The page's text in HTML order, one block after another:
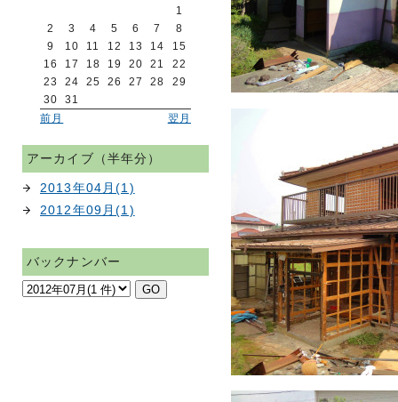
1
2
3 4 5 6 7
8
9
10 11 12 13 14
15
16
17 18 19 20 21
22
23
24 25 26 27 28
29
30
31
前月
翌月
アーカイブ（半年分）
2013年04月(1)
2012年09月(1)
バックナンバー